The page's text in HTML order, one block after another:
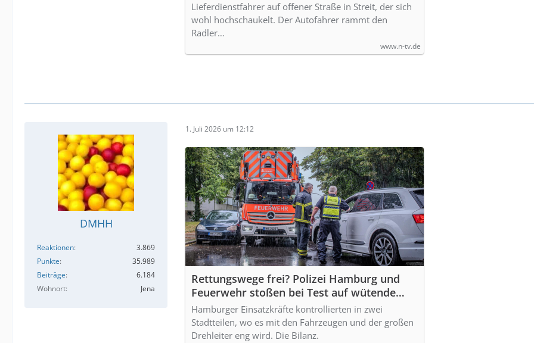
Lieferdienstfahrer auf offener Straße in Streit, der sich
wohl hochschaukelt. Der Autofahrer rammt den
Radler…
www.n-tv.de
DMHH
Reaktionen
3.869
Punkte
35.989
Beiträge
6.184
Wohnort
Jena
1. Juli 2026 um 12:12
Rettungswege frei? Polizei Hamburg und
Feuerwehr stoßen bei Test auf wütende
Anwohner
Hamburger Einsatzkräfte kontrollierten in zwei
Stadtteilen, wo es mit den Fahrzeugen und der großen
Drehleiter eng wird. Die Bilanz.